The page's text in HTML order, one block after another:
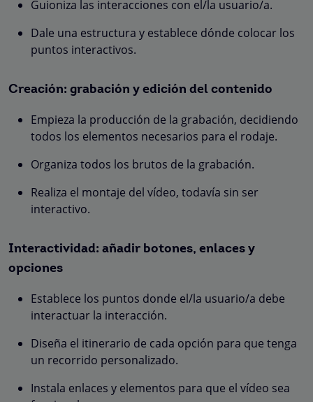
Guioniza las interacciones con el/la usuario/a.
Dale una estructura y establece dónde colocar los
puntos interactivos.
Creación: grabación y edición del contenido
Empieza la producción de la grabación, decidiendo
todos los elementos necesarios para el rodaje.
Organiza todos los brutos de la grabación.
Realiza el montaje del vídeo, todavía sin ser
interactivo.
Interactividad: añadir botones, enlaces y
opciones
Establece los puntos donde el/la usuario/a debe
interactuar la interacción.
Diseña el itinerario de cada opción para que tenga
un recorrido personalizado.
Instala enlaces y elementos para que el vídeo sea